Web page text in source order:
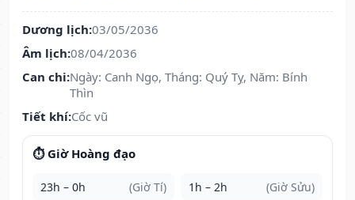
Dương lịch:03/05/2036
Âm lịch:08/04/2036
Can chi:Ngày: Canh Ngọ, Tháng: Quý Tỵ, Năm: Bính
Thìn
Tiết khí:Cốc vũ
⏱️ Giờ Hoàng đạo
23h – 0h (Giờ Tí) 1h – 2h (Giờ Sửu)